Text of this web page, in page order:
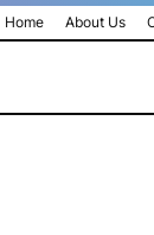
Home About Us